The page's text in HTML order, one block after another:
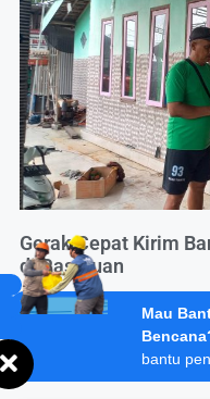
Gerak Cepat Kirim
di Pasuruan
Mau
bantu